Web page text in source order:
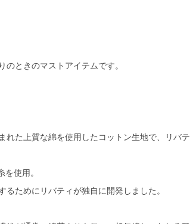
ときのマストアイテムです。
れた上質な綿を使用したコットン生地で、リバ
使用。
ためにリバティが独自に開発しました。